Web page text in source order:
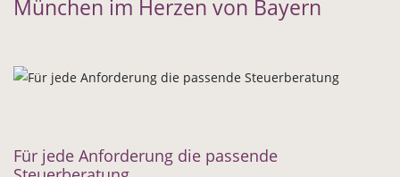
München im Herzen von Bayern
Für jede Anforderung die passende